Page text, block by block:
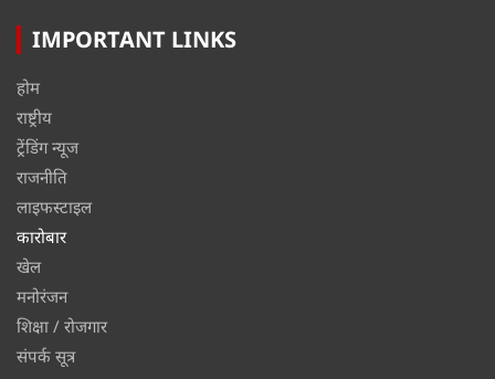
IMPORTANT LINKS
होम
राष्ट्रीय
ट्रेंडिंग न्यूज
राजनीति
लाइफस्टाइल
कारोबार
खेल
मनोरंजन
शिक्षा / रोजगार
संपर्क सूत्र